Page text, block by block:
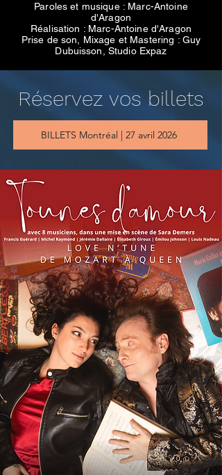
Paroles et musique : Marc-Antoine
d'Aragon
Réalisation : Marc-Antoine d'Aragon
Prise de son, Mixage et Mastering : Guy
Dubuisson, Studio Expaz
Réservez vos billets
BILLETS Montréal | 27 avril 2026